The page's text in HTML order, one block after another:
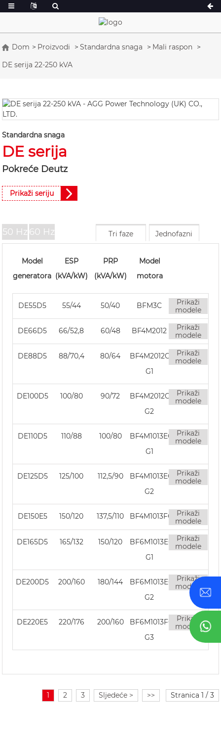
Dom Proizvodi Standardna snaga
Mali raspon
DE serija 22-250 kVA
Standardna snaga
DE serija
Pokreće Deutz
Prikaži seriju
50 Hz 60 Hz Jednofazni
Tri faze
Model
generatora
ESP
(kVA/kW)
PRP
(kVA/kW)
Model
motora
DE55D5 55/44 50/40 BFM3C
Prikaži
modele
DE66D5 66/52,8 60/48 BF4M2012
Prikaži
modele
DE88D5 88/70,4 80/64
BF4M2012C
G1
Prikaži
modele
DE100D5 100/80 90/72
BF4M2012C
G2
Prikaži
modele
DE110D5 110/88 100/80
BF4M1013EC
G1
Prikaži
modele
DE125D5 125/100 112,5/90
BF4M1013EC
G2
Prikaži
modele
DE150E5 150/120 137,5/110 BF4M1013FC
Prikaži
modele
DE165D5 165/132 150/120
BF6M1013EC
G1
Prikaži
modele
DE200D5 200/160 180/144
BF6M1013EC
G2
Prikaži
modele
DE220E5 220/176 200/160
BF6M1013FC
G3
Prikaži
modele
1 2 3 Sljedeće > >> Stranica 1 / 3
Serija A 16,5-150 kVA
P serija 10-220 kVA
K serija 7-49 kVA
V serija 94-285 kVA
P serija 250-